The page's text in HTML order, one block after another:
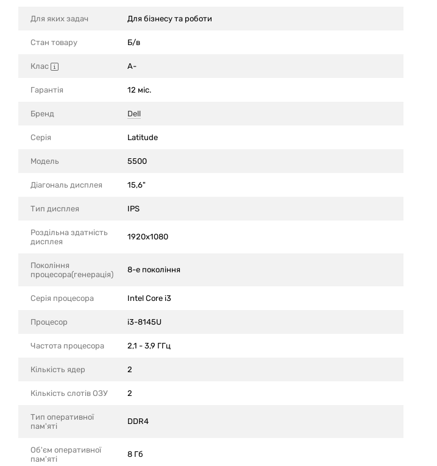
Для яких задач Для бізнесу та роботи
Стан товару Б/в
Клас A-
Гарантія 12 міс.
Бренд Dell
Серія Latitude
Модель 5500
Діагональ дисплея 15,6"
Тип дисплея IPS
Роздільна здатність
дисплея
1920x1080
Покоління
процесора(генерація)
8-е покоління
Серія процесора Intel Core i3
Процесор i3-8145U
Частота процесора 2,1 - 3,9 ГГц
Кількість ядер 2
Кількість слотів ОЗУ 2
Тип оперативної
пам'яті
DDR4
Об'єм оперативної
пам'яті
8 Гб